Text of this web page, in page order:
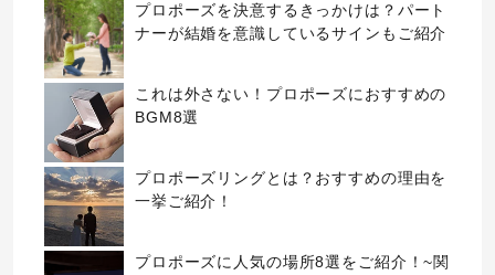
プロポーズを決意するきっかけは？パート
ナーが結婚を意識しているサインもご紹介
これは外さない！プロポーズにおすすめの
BGM8選
プロポーズリングとは？おすすめの理由を
一挙ご紹介！
プロポーズに人気の場所8選をご紹介！~関